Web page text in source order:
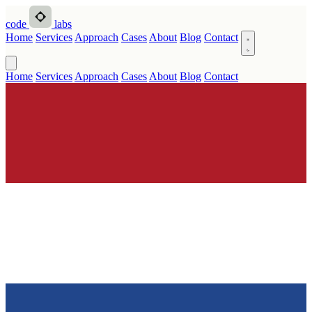
code
labs
Home Services Approach Cases About Blog Contact
Home Services Approach Cases About Blog Contact